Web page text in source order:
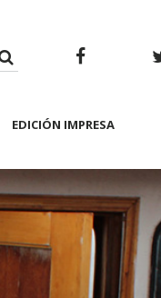
EDICIÓN IMPRESA